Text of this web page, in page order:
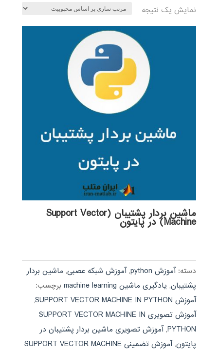
نمایش یک نتیجه
ماشین بردار پشتیبان (Support Vector
Machine) در پایتون
دسته:آموزش python ,آموزش شبکه عصبی, ماشین بردار
پشتیبان, یادگیری ماشین machine learning
برچسب:
آموزش SUPPORT VECTOR MACHINE IN PYTHON
,
آموزش تصویری SUPPORT VECTOR MACHINE IN
PYTHON
,آموزش تصویری ماشین بردار پشتیبان در
پایتون,
آموزش تضمینی SUPPORT VECTOR MACHINE